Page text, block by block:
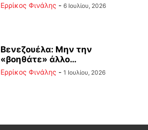
Ερρίκος Φινάλης - 6 Ιουλίου, 2026
Βενεζουέλα: Μην την
«βοηθάτε» άλλο…
Ερρίκος Φινάλης - 1 Ιουλίου, 2026